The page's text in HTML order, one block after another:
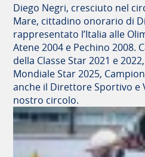
Diego Negri, cresciuto nel
Mare, cittadino onorario di
rappresentato l’Italia alle
Atene 2004 e Pechino 2008.
della Classe Star 2021 e
Mondiale Star 2025,
anche il Direttore Sportivo e
nostro circolo.